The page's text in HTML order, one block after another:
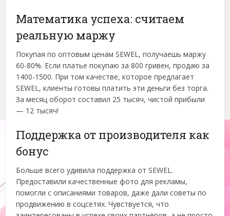
Математика успеха: считаем
реальную маржу
Покупая по оптовым ценам SEWEL, получаешь маржу
60-80%. Если платье покупаю за 800 гривен, продаю за
1400-1500. При том качестве, которое предлагает
SEWEL, клиенты готовы платить эти деньги без торга.
За месяц оборот составил 25 тысяч, чистой прибыли
— 12 тысяч!
Поддержка от производителя как
бонус
Больше всего удивила поддержка от SEWEL.
Предоставили качественные фото для рекламы,
помогли с описаниями товаров, даже дали советы по
продвижению в соцсетях. Чувствуется, что